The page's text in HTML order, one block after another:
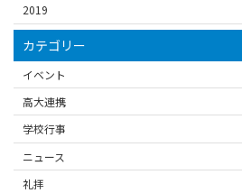
2019
カテゴリー
イベント
高大連携
学校行事
ニュース
礼拝